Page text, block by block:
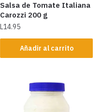
Salsa de Tomate Italiana
Carozzi 200 g
L14.95
Añadir al carrito